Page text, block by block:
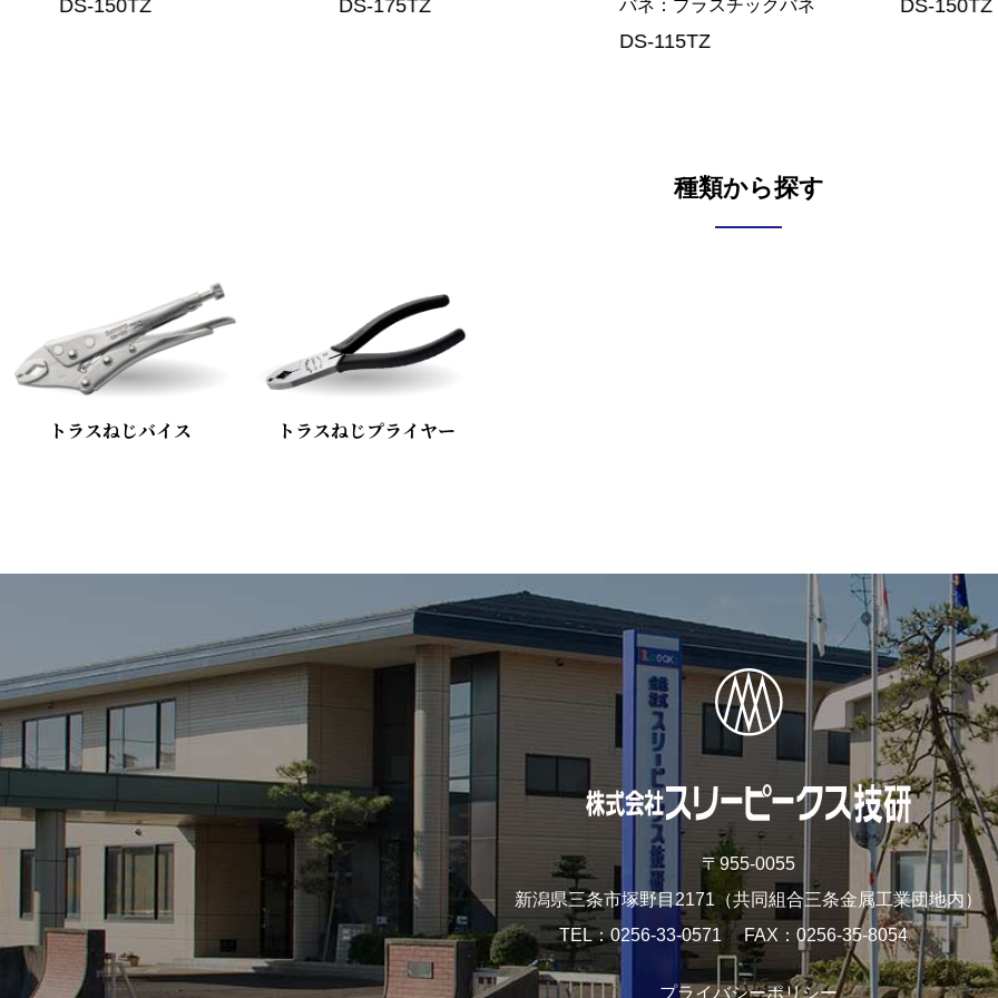
DS-175TZ
バネ
プラスチックバネ DS-150TZ DS-175TZ
種類から探す
トラスねじバイス トラスねじプライヤー
〒955-0055
新潟県三条市塚野目2171（共同組合三条金属工業団地内）
TEL
0256-33-0571 FAX 0256-35-8054
プライバシーポリシー